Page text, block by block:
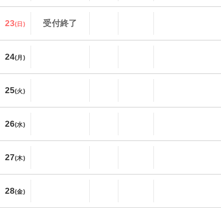
23(日) 受付終了
24(月)
25(火)
26(水)
27(木)
28(金)